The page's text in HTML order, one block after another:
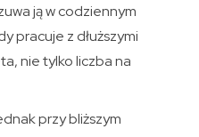
ją w codziennym
pracuje z dłuższymi
nie tylko liczba na
przy bliższym